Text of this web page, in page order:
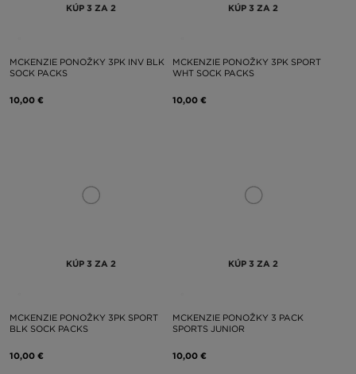
KÚP 3 ZA 2
MCKENZIE PONOŽKY 3PK INV BLK
SOCK PACKS
10,00 €
KÚP 3 ZA 2
MCKENZIE PONOŽKY 3PK SPORT
WHT SOCK PACKS
10,00 €
KÚP 3 ZA 2
MCKENZIE PONOŽKY 3PK SPORT
BLK SOCK PACKS
10,00 €
KÚP 3 ZA 2
MCKENZIE PONOŽKY 3 PACK
SPORTS JUNIOR
10,00 €